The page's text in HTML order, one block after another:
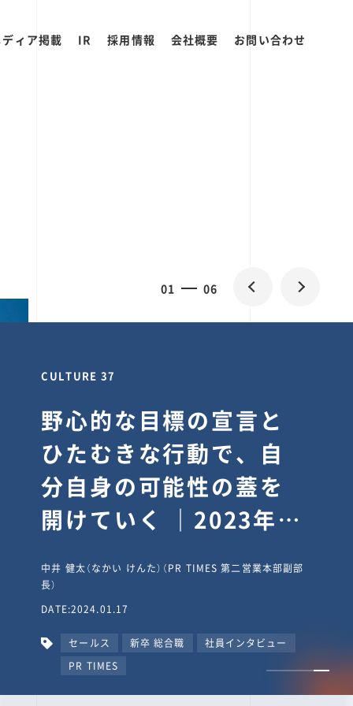
ィア掲載 IR 採用情報 会社概要 お問い合わせ
02 06
CULTURE 30
逆境では自分のスタン
スを変え“予想を裏切
り、期待を超える”【真
輔塾・前編】
山田真輔（やまだ しんすけ）（執行役員 兼 Jooto事業部
長）
DATE:2023.09.08
カルチャー CxO キャリア入社 Jooto